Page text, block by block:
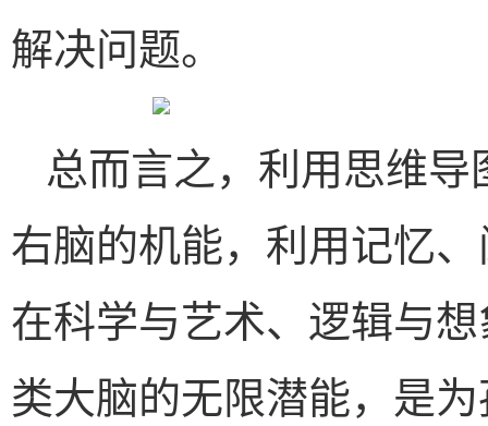
解决问题。
总而言之，利用思维
右脑的机能，利用记忆
在科学与艺术、逻辑与
类大脑的无限潜能，是